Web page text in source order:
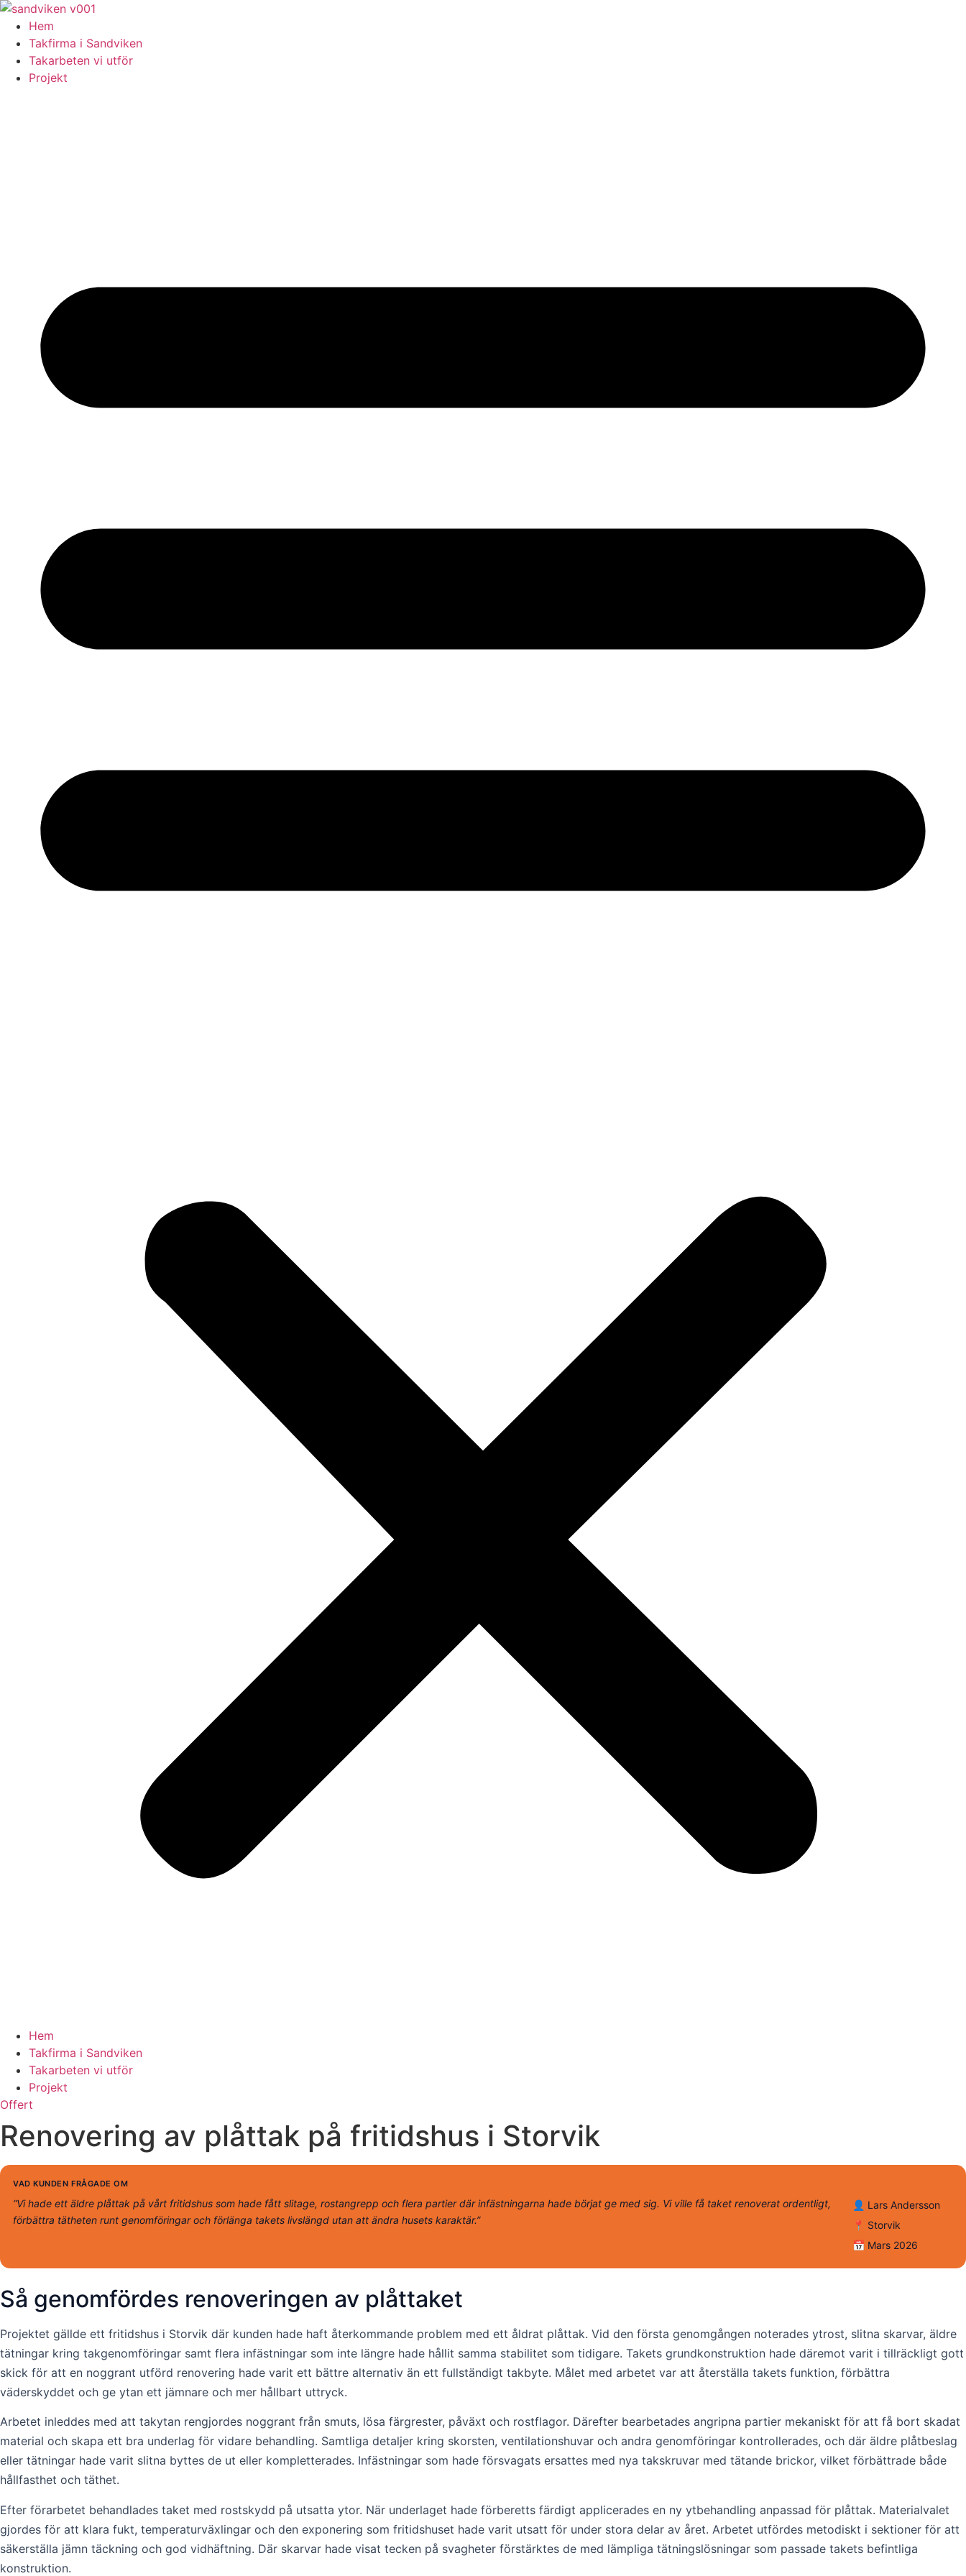
Skip
content
Hem
Takfirma i Sandviken
Takarbeten vi utför
Projekt
Hem
Takfirma i Sandviken
Takarbeten vi utför
Projekt
Offert
Renovering av plåttak på fritidshus i Storvik
VAD KUNDEN FRÅGADE OM
“Vi hade ett äldre plåttak på vårt fritidshus som hade fått slitage, rostangrepp och flera partier där infästningarna hade börjat ge med sig. Vi ville få taket renoverat ordentligt,
förbättra tätheten runt genomföringar och förlänga takets livslängd utan att ändra husets karaktär.”
👤 Lars Andersson
📍 Storvik
📅 Mars 2026
Så genomfördes renoveringen av plåttaket
Projektet gällde ett fritidshus i Storvik där kunden hade haft återkommande problem med ett åldrat plåttak. Vid den första genomgången noterades ytrost, slitna skarvar, äldre
tätningar kring takgenomföringar samt flera infästningar som inte längre hade hållit samma stabilitet som tidigare. Takets grundkonstruktion hade däremot varit i tillräckligt gott
skick för att en noggrant utförd renovering hade varit ett bättre alternativ än ett fullständigt takbyte. Målet med arbetet var att återställa takets funktion, förbättra
väderskyddet och ge ytan ett jämnare och mer hållbart uttryck.
Arbetet inleddes med att takytan rengjordes noggrant från smuts, lösa färgrester, påväxt och rostflagor. Därefter bearbetades angripna partier mekaniskt för att få bort skadat
material och skapa ett bra underlag för vidare behandling. Samtliga detaljer kring skorsten, ventilationshuvar och andra genomföringar kontrollerades, och där äldre plåtbeslag
eller tätningar hade varit slitna byttes de ut eller kompletterades. Infästningar som hade försvagats ersattes med nya takskruvar med tätande brickor, vilket förbättrade både
hållfasthet och täthet.
Efter förarbetet behandlades taket med rostskydd på utsatta ytor. När underlaget hade förberetts färdigt applicerades en ny ytbehandling anpassad för plåttak. Materialvalet
gjordes för att klara fukt, temperaturväxlingar och den exponering som fritidshuset hade varit utsatt för under stora delar av året. Arbetet utfördes metodiskt i sektioner för att
säkerställa jämn täckning och god vidhäftning. Där skarvar hade visat tecken på svagheter förstärktes de med lämpliga tätningslösningar som passade takets befintliga
konstruktion.